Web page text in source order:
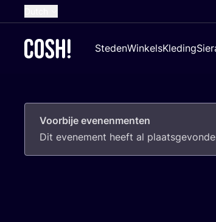
French
German
Croatian
StedenWinkelsKleding
Voorbije evenenmenten
Dit eve­ne­ment heeft al